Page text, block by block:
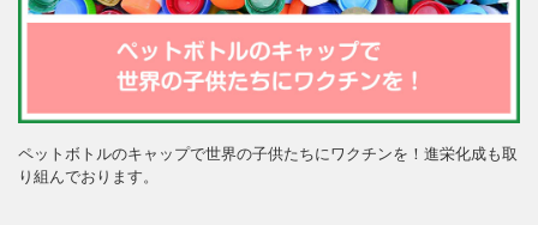
ペットボトルのキャップで世界の子供たちにワクチンを！進栄化成も取
り組んでおります。